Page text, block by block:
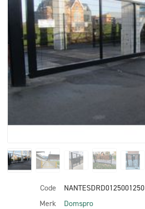
Code
NANTESDRD0125001250
Merk
Domspro